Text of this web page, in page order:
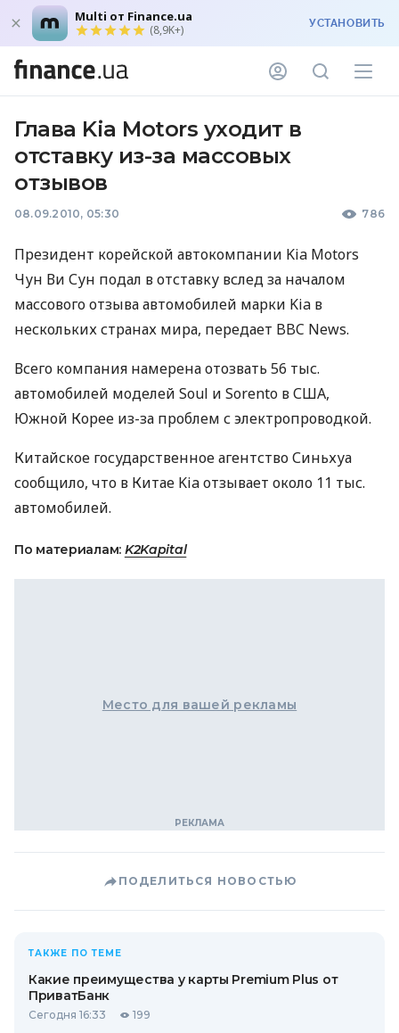
Multi от Finance.ua
(8,9K+) УСТАНОВИТЬ
Глава Kia Motors уходит в
отставку из-за массовых
отзывов
08.09.2010, 05:30 786
Президент корейской автокомпании Kia Motors
Чун Ви Сун подал в отставку вслед за началом
массового отзыва автомобилей марки Kia в
нескольких странах мира, передает BBC News.
Всего компания намерена отозвать 56 тыс.
автомобилей моделей Soul и Sorento в США,
Южной Корее из-за проблем с электропроводкой.
Китайское государственное агентство Синьхуа
сообщило, что в Китае Kia отзывает около 11 тыс.
автомобилей.
По материалам: K2Kapital
Место для вашей рекламы
ПОДЕЛИТЬСЯ НОВОСТЬЮ
ТАКЖЕ ПО ТЕМЕ
Какие преимущества у карты Premium Plus от
ПриватБанк
Сегодня 16:33 199